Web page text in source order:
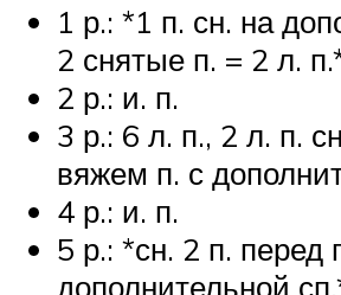
1 р.: *1 п. сн. на
2 снятые п. = 2 л.
2 р.: и. п.
3 р.: 6 л. п., 2 л. п.
вяжем п. с
4 р.: и. п.
5 р.: *сн. 2 п. перед
дополнительной